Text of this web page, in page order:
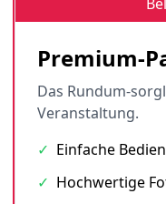
Premium-
Das Rundum-
Veranstaltung.
✓ Einfache
✓ Hochwertige